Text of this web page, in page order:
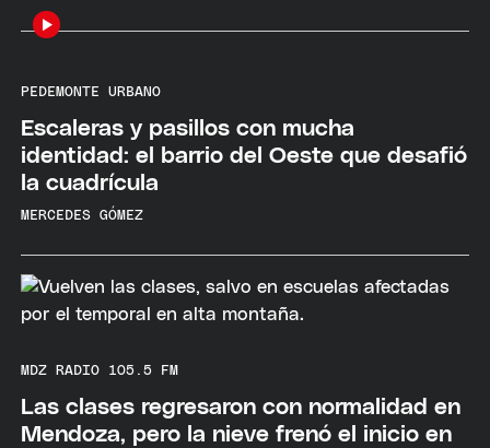
PEDEMONTE URBANO
Escaleras y pasillos con mucha
identidad: el barrio del Oeste que desafió
la cuadrícula
MERCEDES GÓMEZ
MDZ RADIO 105.5 FM
Las clases regresaron con normalidad en
Mendoza, pero la nieve frenó el inicio en